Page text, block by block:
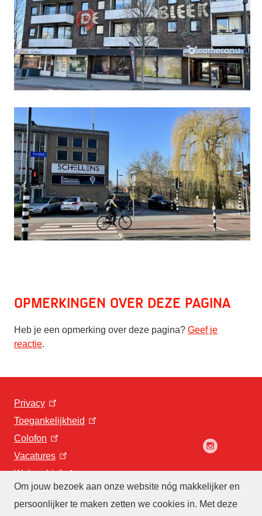
Om jouw bezoek aan onze website nóg makkelijker en
persoonlijker te maken zetten we cookies in. Met deze
Opmerkingen over deze pagina
Heb je een opmerking over deze pagina? Geef je
reactie.
Privacy
Toegankelijkheid
Colofon
Vacatures
Webarchief